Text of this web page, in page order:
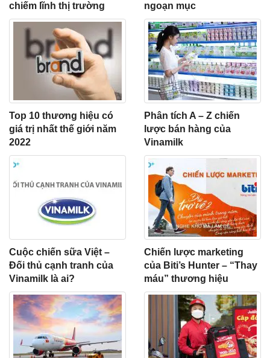
chiếm lĩnh thị trường
ngoạn mục
Top 10 thương hiệu có
giá trị nhất thế giới năm
2022
Phân tích A – Z chiến
lược bán hàng của
Vinamilk
Cuộc chiến sữa Việt –
Đối thủ cạnh tranh của
Vinamilk là ai?
Chiến lược marketing
của Biti’s Hunter – “Thay
máu” thương hiệu